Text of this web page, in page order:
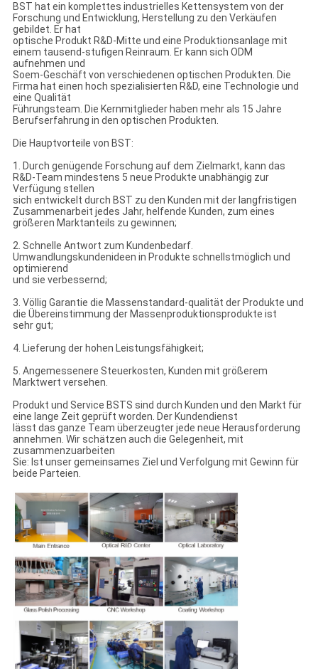
BST hat ein komplettes industrielles Kettensystem von der
Forschung und Entwicklung, Herstellung zu den Verkäufen
gebildet. Er hat
optische Produkt R&D-Mitte und eine Produktionsanlage mit
einem tausend-stufigen Reinraum. Er kann sich ODM
aufnehmen und
Soem-Geschäft von verschiedenen optischen Produkten. Die
Firma hat einen hoch spezialisierten R&D, eine Technologie und
eine Qualität
Führungsteam. Die Kernmitglieder haben mehr als 15 Jahre
Berufserfahrung in den optischen Produkten.
Die Hauptvorteile von BST:
1. Durch genügende Forschung auf dem Zielmarkt, kann das
R&D-Team mindestens 5 neue Produkte unabhängig zur
Verfügung stellen
sich entwickelt durch BST zu den Kunden mit der langfristigen
Zusammenarbeit jedes Jahr, helfende Kunden, zum eines
größeren Marktanteils zu gewinnen;
2. Schnelle Antwort zum Kundenbedarf.
Umwandlungskundenideen in Produkte schnellstmöglich und
optimierend
und sie verbessernd;
3. Völlig Garantie die Massenstandard-qualität der Produkte und
die Übereinstimmung der Massenproduktionsprodukte ist
sehr gut;
4. Lieferung der hohen Leistungsfähigkeit;
5. Angemessenere Steuerkosten, Kunden mit größerem
Marktwert versehen.
Produkt und Service BSTS sind durch Kunden und den Markt für
eine lange Zeit geprüft worden. Der Kundendienst
lässt das ganze Team überzeugter jede neue Herausforderung
annehmen. Wir schätzen auch die Gelegenheit, mit
zusammenzuarbeiten
Sie: Ist unser gemeinsames Ziel und Verfolgung mit Gewinn für
beide Parteien.